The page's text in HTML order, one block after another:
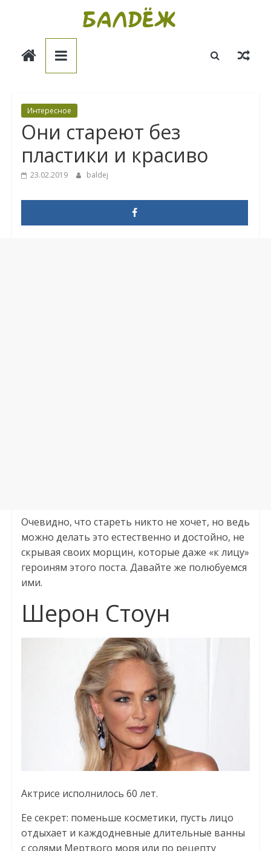
Балдёж
Интересное
Они стареют без
пластики и красиво
23.02.2019 baldej
Очевидно, что стареть никто не хочет, но ведь
можно делать это естественно и достойно, не
скрывая своих морщин, которые даже «к лицу»
героиням этого поста. Давайте же полюбуемся
ими.
Шерон Стоун
Актрисе исполнилось 60 лет.
Ее секрет: поменьше косметики, пусть лицо
отдыхает и каждодневные длительные ванны
с солями Мертвого моря или по рецепту